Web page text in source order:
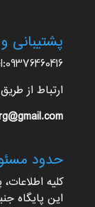
ارتباط از
حدود
کلیه
این پایگاه